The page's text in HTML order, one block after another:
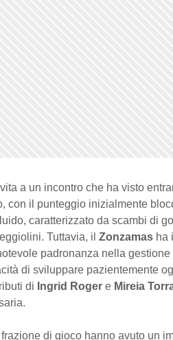
vita a un incontro che ha visto
con il punteggio inizialmente
caratterizzato da scambi di
Tuttavia, il Zonzamas ha
padronanza nella
di sviluppare pazientemente
di Ingrid Roger e Mireia
frazione di gioco hanno avuto un